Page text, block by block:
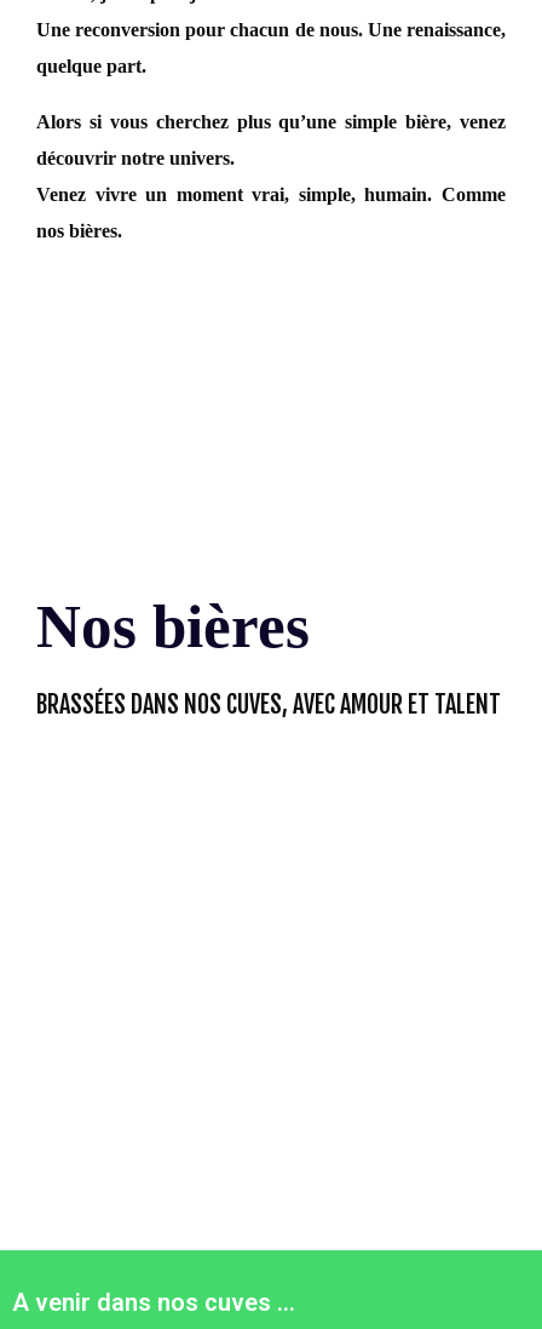
Une reconversion pour chacun de nous. Une renaissance,
quelque part.
Alors si vous cherchez plus qu’une simple bière, venez
découvrir notre univers.
Venez vivre un moment vrai, simple, humain. Comme
nos bières.
Nos bières
BRASSÉES DANS NOS CUVES, AVEC AMOUR ET TALENT
A venir dans nos cuves ...